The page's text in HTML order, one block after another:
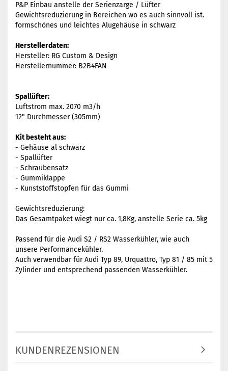
P&P Einbau anstelle der Serienzarge / Lüfter
Gewichtsreduzierung in Bereichen wo es auch sinnvoll ist.
formschönes und leichtes Alugehäuse in schwarz
Herstellerdaten:
Hersteller: RG Custom & Design
Herstellernummer: B2B4FAN
Spallüfter:
Luftstrom max. 2070 m3/h
12" Durchmesser (305mm)
Kit besteht aus:
- Gehäuse al schwarz
- Spallüfter
- Schraubensatz
- Gummiklappe
- Kunststoffstopfen für das Gummi
Gewichtsreduzierung:
Das Gesamtpaket wiegt nur ca. 1,8Kg, anstelle Serie ca. 5kg
Passend für die Audi S2 / RS2 Wasserkühler, wie auch
unsere Performancekühler.
Auch verwendbar für Audi Typ 89, Urquattro, Typ 81 / 85 mit 5
Zylinder und entsprechend passenden Wasserkühler.
KUNDENREZENSIONEN